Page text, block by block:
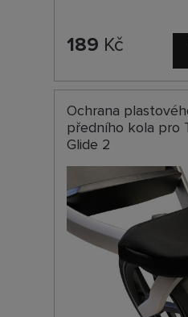
189 Kč
Ochrana
předního kola pro
Glide 2